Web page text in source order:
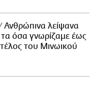
Ανθρώπινα λείψανα
όσα γνωρίζαμε έως
του Μινωικού